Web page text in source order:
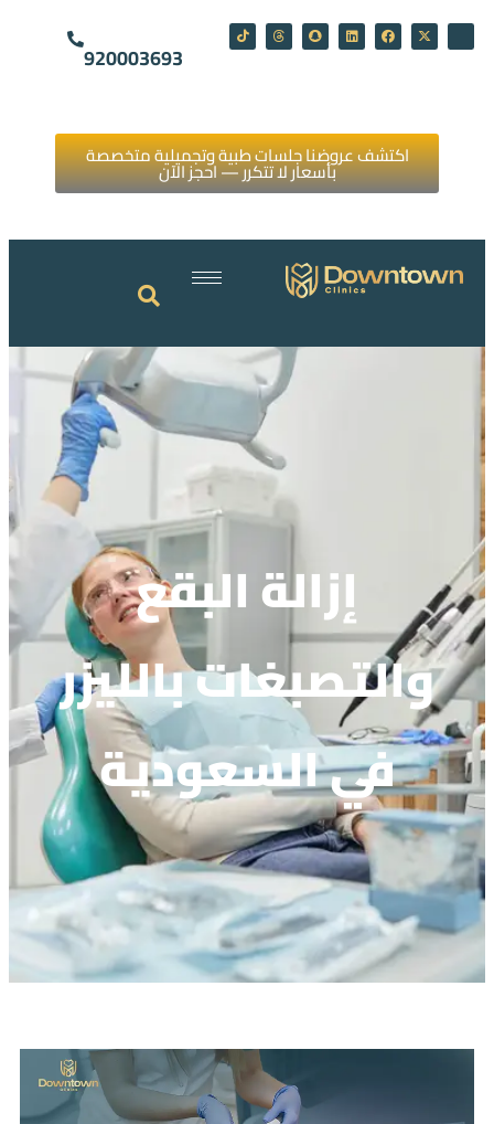
920003693
اكتشف عروضنا جلسات طبية وتجميلية متخصصة
بأسعار لا تتكرر — احجز الآن
إزالة البقع
والتصبغات بالليزر
في السعودية